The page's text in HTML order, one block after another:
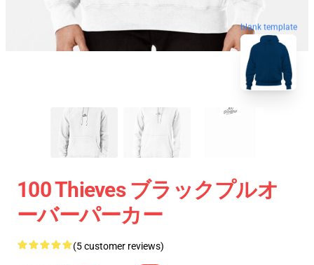
blank template
100 Thieves ブラックプルオ
ーバーパーカー
(5 customer reviews)